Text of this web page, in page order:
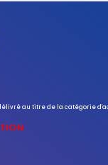
au titre de la catégorie